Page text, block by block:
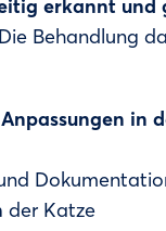
erkannt und
Behandlung
Anpassungen in
der Katze